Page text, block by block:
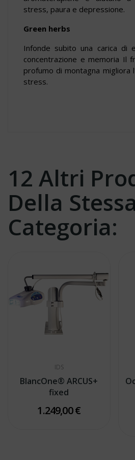
stress, paura e depressione.
Green herbs
Infonde subito una carica di
concentrazione e memoria Il
profumo di montagna migliora
stress.
12 Altri
Della Stessa
Categoria:
IDS
BlancOne® ARCUS+
fixed
1.249,00 €